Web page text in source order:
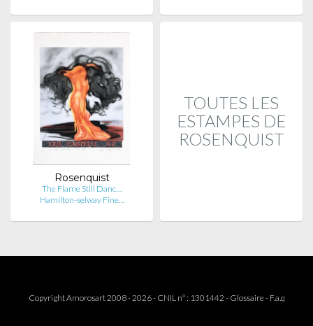
Rosenquist
The Flame Still Danc…
Hamilton-selway Fine…
TOUTES LES
ESTAMPES DE
ROSENQUIST
Copyright Amorosart 2008 - 2026 - CNIL n° : 1301442 - Glossaire- F.a.q